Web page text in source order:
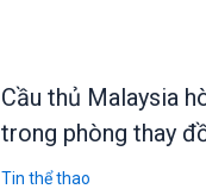
Cầu thủ Malaysia
trong phòng thay
Tin thể thao